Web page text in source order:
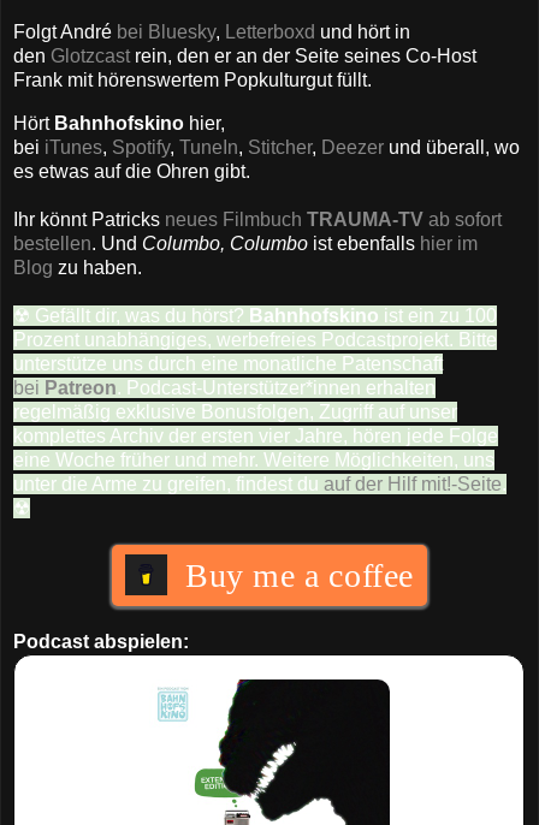
Folgt André bei Bluesky, Letterboxd und hört in
den Glotzcastrein, den er an der Seite seines Co-Host
Frank mit hörenswertem Popkulturgut füllt.
Hört Bahnhofskino hier,
bei iTunes, Spotify, TuneIn, Stitcher, Deezer und überall, wo
es etwas auf die Ohren gibt.
Ihr könnt Patricks neues Filmbuch TRAUMA-TV ab sofort
bestellen. Und Columbo, Columbo ist ebenfalls hier im
Blog zu haben.
☢ Gefällt dir, was du hörst? Bahnhofskino ist ein zu 100
Prozent unabhängiges, werbefreies Podcastprojekt. Bitte
unterstütze uns durch eine monatliche Patenschaft
bei Patreon. Podcast-Unterstützer*innen erhalten
regelmäßig exklusive Bonusfolgen, Zugriff auf unser
komplettes Archiv der ersten vier Jahre, hören jede Folge
eine Woche früher und mehr. Weitere Möglichkeiten, uns
unter die Arme zu greifen, findest du auf der Hilf mit!-Seite.
☢
Buy me a coffee
Podcast abspielen: